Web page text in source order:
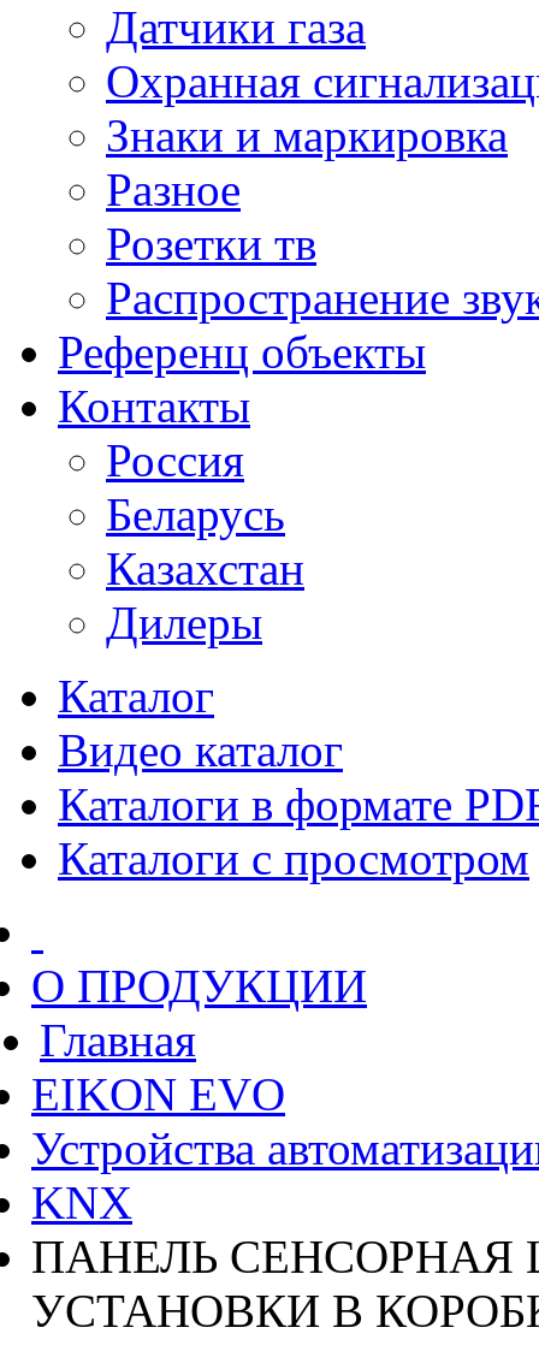
Датчики газа
Охранная
Знаки и маркировка
Разное
Розетки тв
Распространение
Референц объекты
Контакты
Россия
Беларусь
Казахстан
Дилеры
Каталог
Видео каталог
Каталоги в формате
Каталоги с просмотром
О ПРОДУКЦИИ
Главная
EIKON EVO
Устройства
KNX
ПАНЕЛЬ СЕНСОРНАЯ
УСТАНОВКИ В